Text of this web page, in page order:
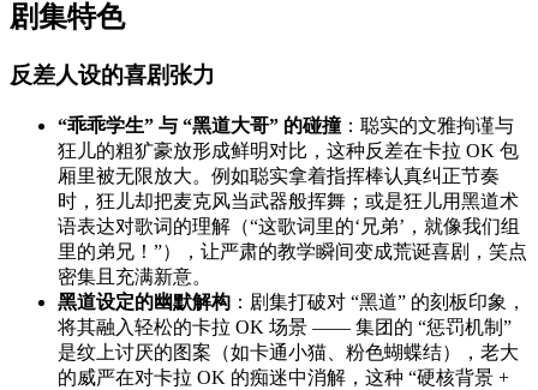
剧集特色
反差人设的喜剧张力
“乖乖学生” 与 “黑道大哥” 的碰撞 ：聪实的文雅拘谨与
狂儿的粗犷豪放形成鲜明对比，这种反差在卡拉 OK 包
厢里被无限放大。例如聪实拿着指挥棒认真纠正节奏
时，狂儿却把麦克风当武器般挥舞；或是狂儿用黑道术
语表达对歌词的理解（“这歌词里的‘兄弟’，就像我们组
里的弟兄！”），让严肃的教学瞬间变成荒诞喜剧，笑点
密集且充满新意。
黑道设定的幽默解构 ：剧集打破对 “黑道” 的刻板印象，
将其融入轻松的卡拉 OK 场景 —— 集团的 “惩罚机制”
是纹上讨厌的图案（如卡通小猫、粉色蝴蝶结），老大
的威严在对卡拉 OK 的痴迷中消解，这种 “硬核背景 +